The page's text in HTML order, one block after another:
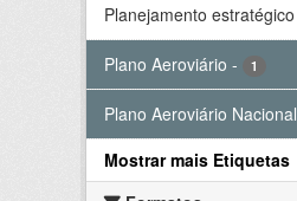
Planejamento estratégico
Plano Aeroviário - 1
Plano Aeroviário Nacional
Mostrar mais Etiquetas